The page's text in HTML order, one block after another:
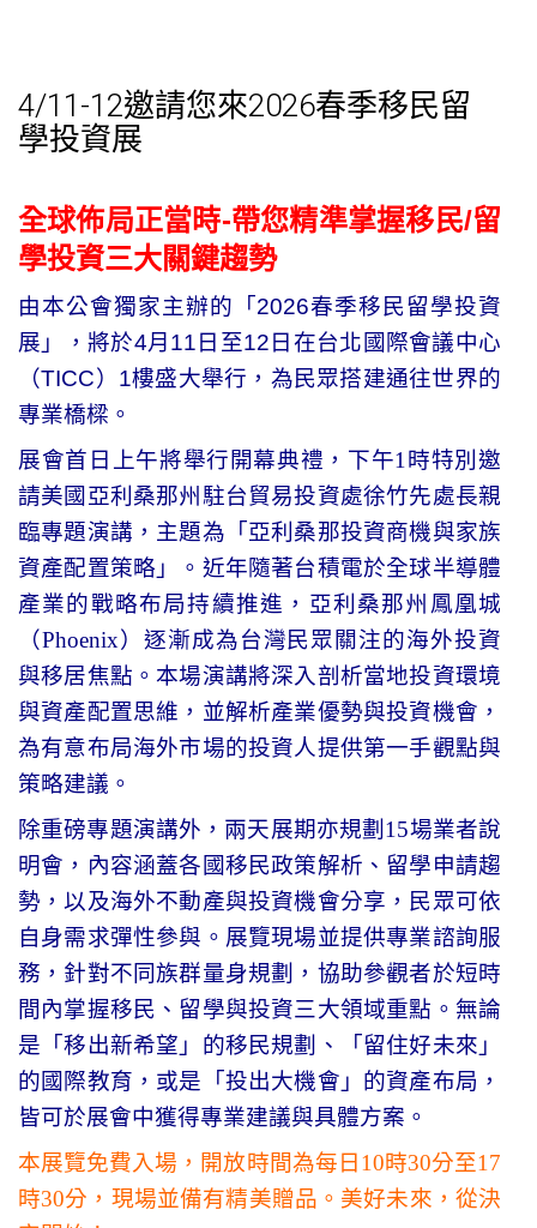
4/11-12邀請您來2026春季移民留
學投資展
全球佈局正當時-帶您精準掌握移民/留
學投資三大關鍵趨勢
由本公會獨家主辦的「2026春季移民留學投資
展」，將於4月 11日至12日在台北國際會議中心
（TICC） 1樓盛大舉行，為民眾搭建通往世界的
專業橋樑。
展會首日上午將舉行開幕典禮，下午1 時特別邀
請美國亞利桑那州駐台貿易投資處徐竹先處長親
臨專題演講，主題為「亞利桑那投資商機與家族
資產配置策略」。近年隨著台積電於全球半導體
產業的戰略布局持續推進，亞利桑那州鳳凰城
（Phoenix）逐漸成為台灣民眾關注的海外投資
與移居焦點。本場演講將深入剖析當地投資環境
與資產配置思維，並解析產業優勢與投資機會，
為有意布局海外市場的投資人提供第一手觀點與
策略建議。
除重磅專題演講外，兩天展期亦規劃 15場業者說
明會，內容涵蓋各國移民政策解析、留學申請趨
勢，以及海外不動產與投資機會分享，民眾可依
自身需求彈性參與。展覽現場並提供專業諮詢服
務，針對不同族群量身規劃，協助參觀者於短時
間內掌握移民、留學與投資三大領域重點。無論
是「移出新希望」的移民規劃、「留住好未來」
的國際教育，或是「投出大機會」的資產布局，
皆可於展會中獲得專業建議與具體方案。
本展覽免費入場，開放時間為每日10時30分至17
時30分，現場並備有精美贈品。美好未來，從決